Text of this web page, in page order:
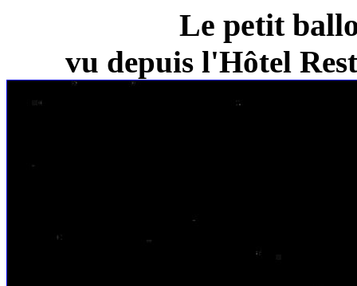
Le petit
vu depuis l'Hôtel